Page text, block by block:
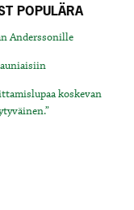
POPULÄRA
Anderssonille
koskevan